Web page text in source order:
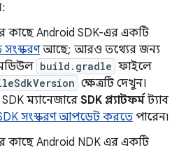
কাছে Android SDK-এর একটি
সংস্করণআছে; আরও তথ্যের জন্য
build.gradle ফাইলে
ক্ষেত্রটি দেখুন।
ম্যানেজারেSDK প্ল্যাটফর্ম ট্যাব
সংস্করণ আপডেট করতেপারেন৷
কাছে Android NDK এর একটি